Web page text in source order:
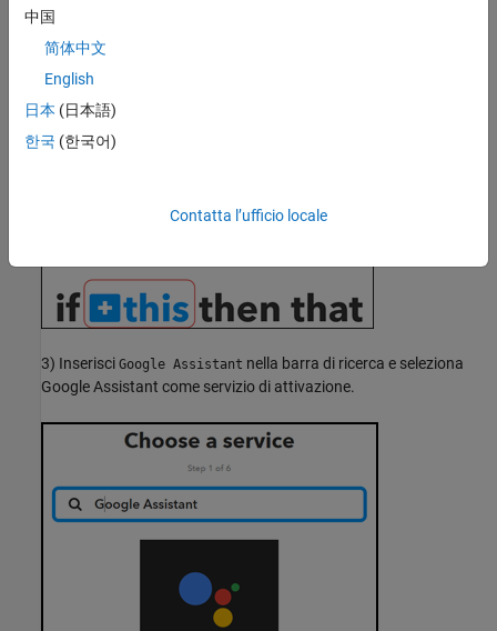
Webhook. Il webhook invia un comando all'API REST ThingSpeak
Accedi al tuo account
alto e poi seleziona
Imposta trigger
3) Inserisci Google Assistant nella barra di ricerca e seleziona
Google Assistant come servizio di attivazione.
中国
简体中文
English
日本 (日本語)
한국 (한국어)
Contatta l’ufficio locale